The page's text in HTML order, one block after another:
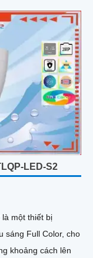
LED-S2
là một thiết bị
sáng Full Color, cho
khoảng cách lên